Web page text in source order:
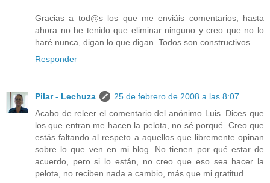
Gracias a tod@s los que me enviáis comentarios, hasta
ahora no he tenido que eliminar ninguno y creo que no lo
haré nunca, digan lo que digan. Todos son constructivos.
Responder
Pilar - Lechuza
25 de febrero de 2008 a las 8:07
Acabo de releer el comentario del anónimo Luis. Dices que
los que entran me hacen la pelota, no sé porqué. Creo que
estás faltando al respeto a aquellos que libremente opinan
sobre lo que ven en mi blog. No tienen por qué estar de
acuerdo, pero si lo están, no creo que eso sea hacer la
pelota, no reciben nada a cambio, más que mi gratitud.